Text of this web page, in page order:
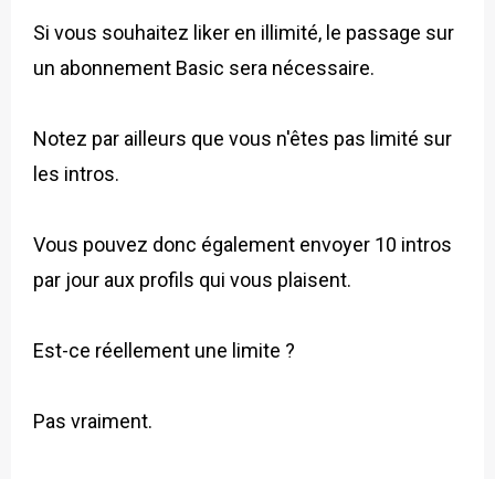
Si vous souhaitez liker en illimité, le passage sur
un abonnement Basic sera nécessaire.
Notez par ailleurs que vous n'êtes pas limité sur
les intros.
Vous pouvez donc également envoyer 10 intros
par jour aux profils qui vous plaisent.
Est-ce réellement une limite ?
Pas vraiment.